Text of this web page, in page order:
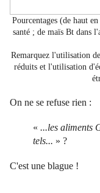
Pourcentages (de haut
santé ; de maïs Bt dans
Remarquez l'utilisation
réduits et l'utilisation
On ne se refuse rien :
« ...les aliments
tels... » ?
C'est une blague !